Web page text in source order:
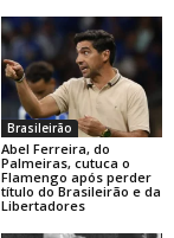
Brasileirão
Abel Ferreira, do
Palmeiras, cutuca o
Flamengo após perder
título do Brasileirão e da
Libertadores